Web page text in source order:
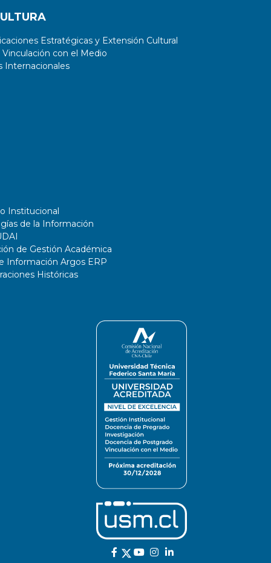
Estratégicas y Extensión Cultural
con el Medio
Internacionales
Institucional
de la Información
de Gestión Académica
Información Argos ERP
Históricas